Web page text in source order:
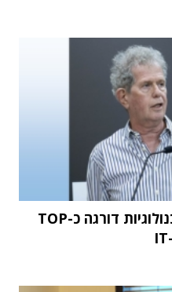
מחקר STKI השנתי: וואן טכנולוגיות דורגה כ-TOP